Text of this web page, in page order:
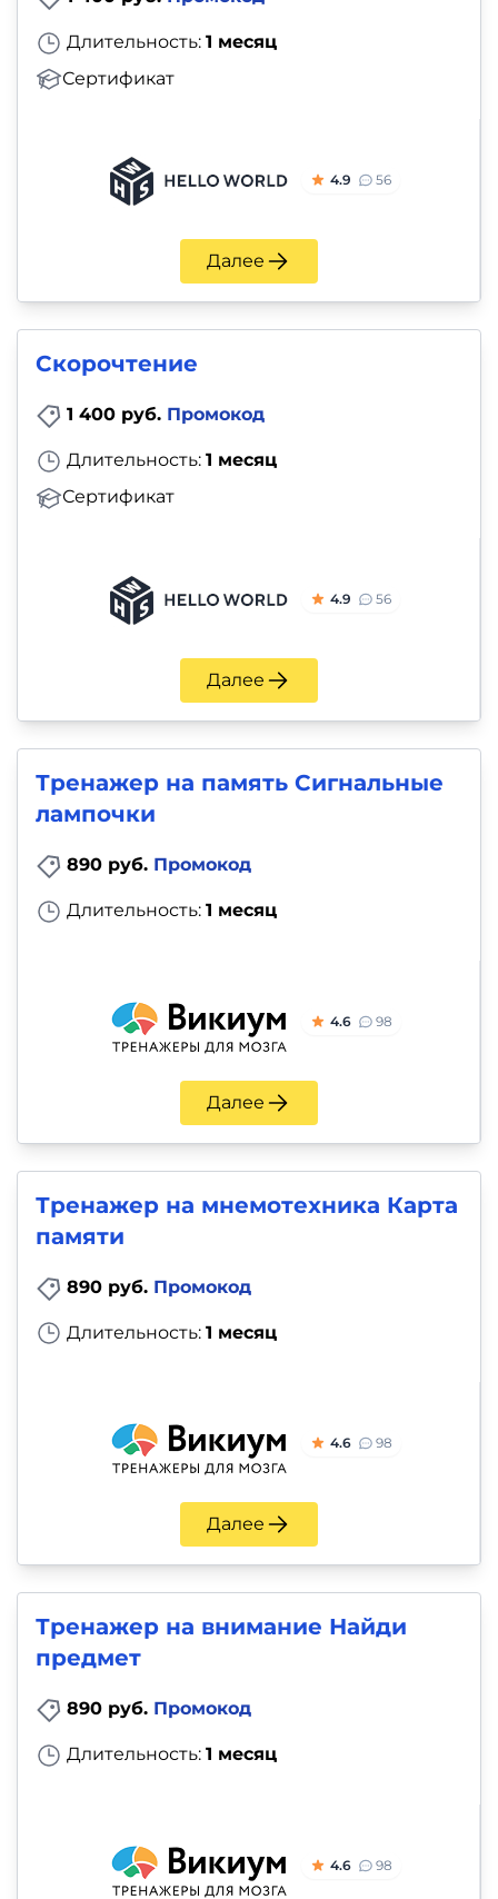
Длительность: 1 месяц
Сертификат
4.9 56
Далее
Скорочтение
1 400 руб. Промокод
Длительность: 1 месяц
Сертификат
4.9 56
Далее
Тренажер на память Сигнальные
лампочки
890 руб. Промокод
Длительность: 1 месяц
4.6 98
Далее
Тренажер на мнемотехника Карта
памяти
890 руб. Промокод
Длительность: 1 месяц
4.6 98
Далее
Тренажер на внимание Найди
предмет
890 руб. Промокод
Длительность: 1 месяц
4.6 98